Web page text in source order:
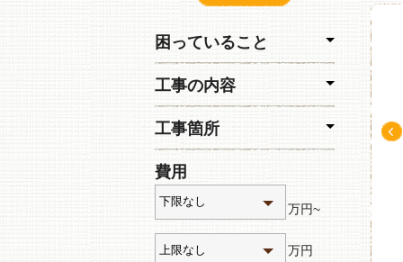
困っていること
工事の内容
工事箇所
費用
万円~
万円